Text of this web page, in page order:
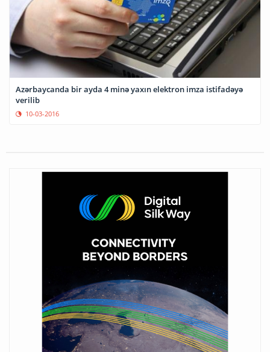
Azərbaycanda bir ayda 4 minə yaxın elektron imza istifadəyə
verilib
10-03-2016